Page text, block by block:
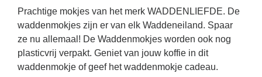
Prachtige mokjes van het merk WADDENLIEFDE. De
waddenmokjes zijn er van elk Waddeneiland. Spaar
ze nu allemaal! De Waddenmokjes worden ook nog
plasticvrij verpakt. Geniet van jouw koffie in dit
waddenmokje of geef het waddenmokje cadeau.